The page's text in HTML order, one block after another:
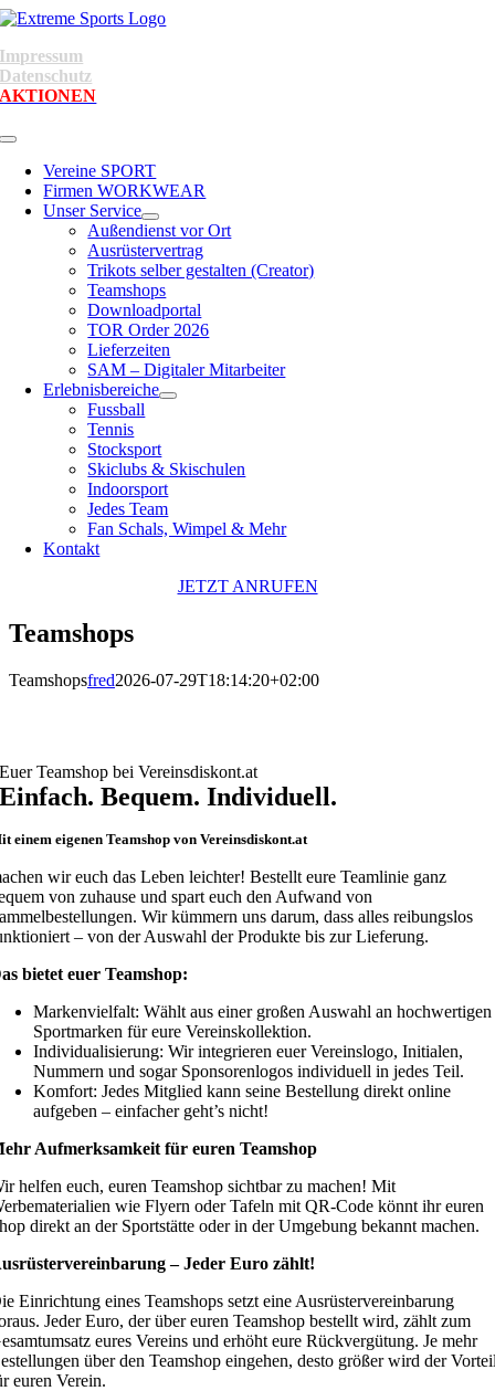
Skip
content
Impressum
Datenschutz
AKTIONEN
Toggle
NavigationVereine SPORT
Firmen WORKWEAR
Unser Service
Außendienst vor Ort
Ausrüstervertrag
Trikots selber gestalten (Creator)
Teamshops
Downloadportal
TOR Order 2026
Lieferzeiten
SAM – Digitaler Mitarbeiter
Erlebnisbereiche
Fussball
Tennis
Stocksport
Skiclubs & Skischulen
Indoorsport
Jedes Team
Fan Schals, Wimpel & Mehr
Kontakt
JETZT ANRUFEN
Teamshops
Teamshopsfred2026-07-29T18:14:20+02:00
Euer Teamshop bei Vereinsdiskont.at
Einfach. Bequem. Individuell.
einem eigenen Teamshop von Vereinsdiskont.at
wir euch das Leben leichter! Bestellt eure Teamlinie ganz
von zuhause und spart euch den Aufwand von
Wir kümmern uns darum, dass alles reibungslos
– von der Auswahl der Produktebis zur Lieferung.
bietet euer Teamshop:
Markenvielfalt: Wählt aus einer großen Auswahl an hochwertigen
Sportmarken für eure Vereinskollektion.
Individualisierung: Wir integrieren euer Vereinslogo, Initialen,
Nummern und sogar Sponsorenlogos individuell in jedes Teil.
Komfort: Jedes Mitglied kann seine Bestellung direkt online
aufgeben – einfacher geht’s nicht!
Aufmerksamkeit für euren Teamshop
helfen euch, euren Teamshop sichtbar zu machen! Mit
wie Flyern oder Tafeln mit QR-Code könnt ihr euren
direkt an der Sportstätte oder in der Umgebung bekannt machen.
– Jeder Euro zählt!
Einrichtung eines Teamshops setzt eine Ausrüstervereinbarung
Jeder Euro, der über euren Teamshop bestellt wird, zählt zum
eures Vereins und erhöht eure Rückvergütung. Je mehr
über den Teamshop eingehen, desto größer wird der
euren Verein.